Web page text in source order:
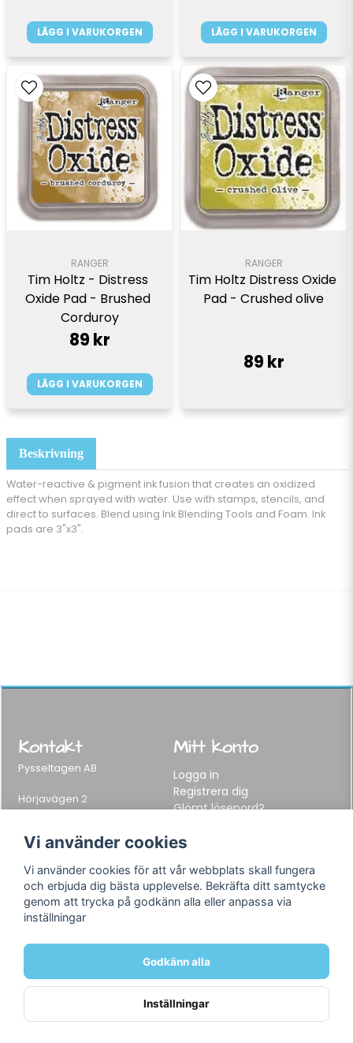
Beskrivning
Water-reactive & pigment ink fusion that creates an oxidized
effect when sprayed with water. Use with stamps, stencils, and
direct to surfaces. Blend using Ink Blending Tools and Foam. Ink
pads are 3"x3".
LÄGG I VARUKORGEN LÄGG I VARUKORGEN
RANGER
Tim Holtz - Distress
Oxide Pad - Brushed
Corduroy
89 kr
LÄGG I VARUKORGEN
RANGER
Tim Holtz Distress Oxide
Pad - Crushed olive
89 kr
Kontakt
Pysseltagen AB
Hörjavägen 2
282 34 Tyringe, Sweden
E-post:info@pysseltagen.se
Mitt konto
Logga in
Registrera dig
Glömt lösenord?
Info
Varumärken
Om oss
Kontakt
Följ oss
Vi använder cookies
Vi använder cookies för att vår webbplats skall fungera
och erbjuda dig bästa upplevelse. Bekräfta ditt samtycke
genom att trycka på godkänn alla eller anpassa via
inställningar
Godkänn alla
Inställningar